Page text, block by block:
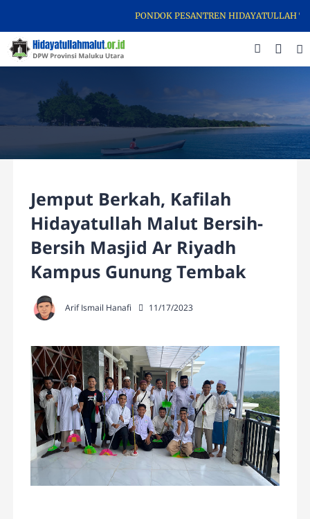
PONDOK PESANTREN HIDAYATULLAH
Jemput Berkah, Kafilah
Hidayatullah Malut Bersih-
Bersih Masjid Ar Riyadh
Kampus Gunung Tembak
Arif Ismail Hanafi 11/17/2023